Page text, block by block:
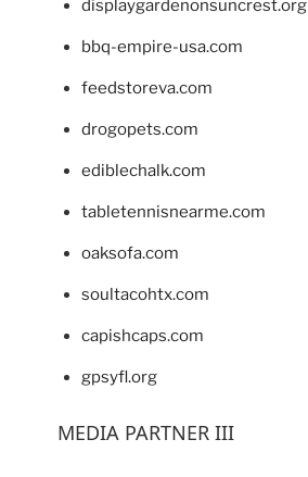
displaygardenonsuncrest.org
bbq-empire-usa.com
feedstoreva.com
drogopets.com
ediblechalk.com
tabletennisnearme.com
oaksofa.com
soultacohtx.com
capishcaps.com
gpsyfl.org
MEDIA PARTNER III